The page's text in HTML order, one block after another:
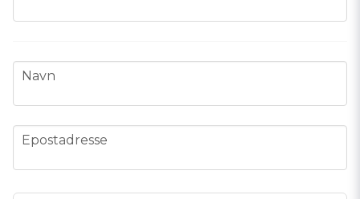
name
Navn
email
Epostadresse